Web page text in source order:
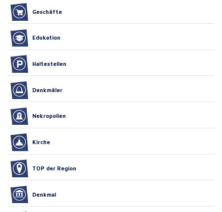
Geschäfte
Edukation
Haltestellen
Denkmäler
Nekropolien
Kirche
TOP der Region
Denkmal